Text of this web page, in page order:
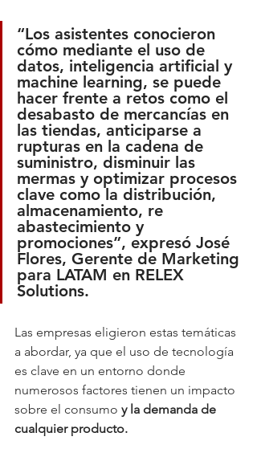
“Los asistentes conocieron
cómo mediante el uso de
datos, inteligencia artificial y
machine learning, se puede
hacer frente a retos como el
desabasto de mercancías en
las tiendas, anticiparse a
rupturas en la cadena de
suministro, disminuir las
mermas y optimizar procesos
clave como la distribución,
almacenamiento, re
abastecimiento y
promociones”, expresó José
Flores, Gerente de Marketing
para LATAM en RELEX
Solutions.
Las empresas eligieron estas temáticas
a abordar, ya que el uso de tecnología
es clave en un entorno donde
numerosos factores tienen un impacto
sobre el consumo y la demanda de
cualquier producto.